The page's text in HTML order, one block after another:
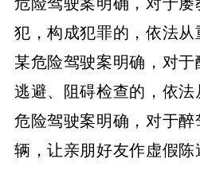
犯，构成犯罪的，依法
某危险驾驶案明确，对
逃避、阻碍检查的，依
危险驾驶案明确，对于
辆，让亲朋好友作虚假